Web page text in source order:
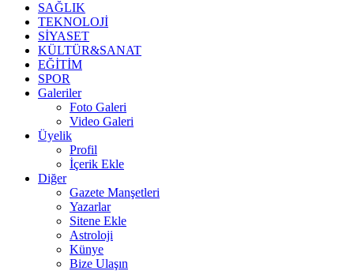
SAĞLIK
TEKNOLOJİ
SİYASET
KÜLTÜR&SANAT
EĞİTİM
SPOR
Galeriler
Foto Galeri
Video Galeri
Üyelik
Profil
İçerik Ekle
Diğer
Gazete Manşetleri
Yazarlar
Sitene Ekle
Astroloji
Künye
Bize Ulaşın